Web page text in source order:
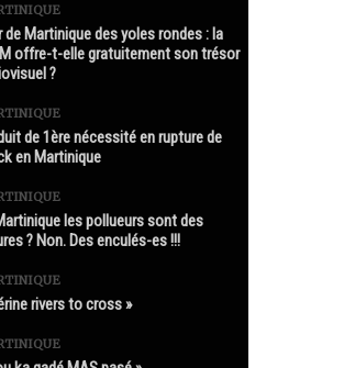
de Martinique des yoles rondes : la
offre-t-elle gratuitement son trésor
?
de 1ère nécessité en rupture de
en Martinique
les pollueurs sont des
? Non. Des enculés-es !!!
rivers to cross »